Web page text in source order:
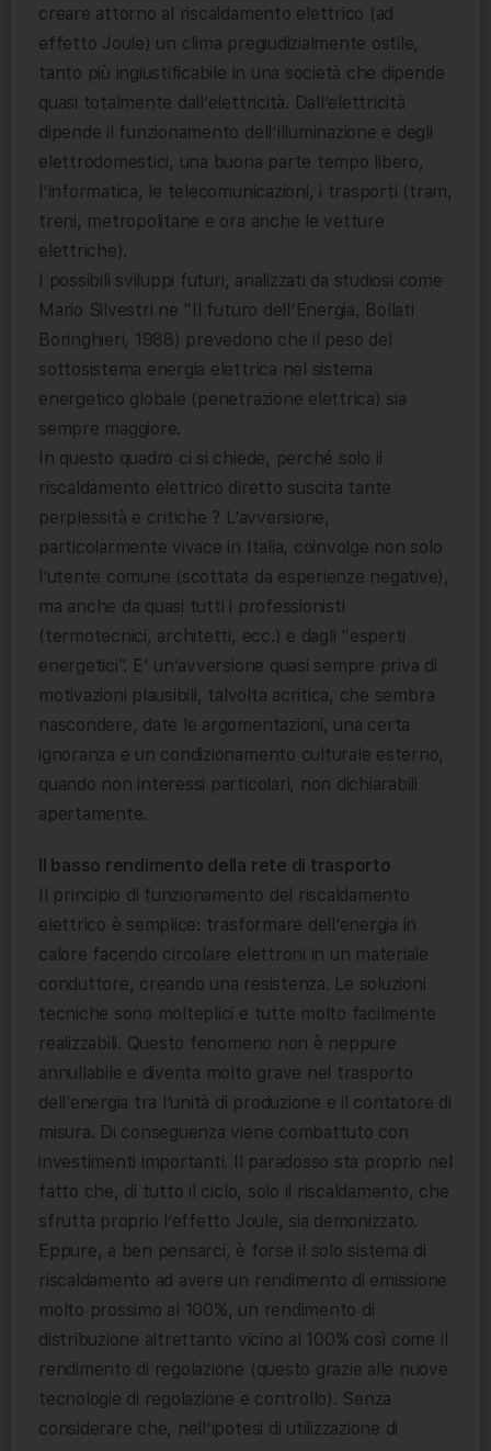
creare attorno al riscaldamento elettrico (ad
effetto Joule) un clima pregiudizialmente ostile,
tanto più ingiustificabile in una società che dipende
quasi totalmente dall’elettricità. Dall’elettricità
dipende il funzionamento dell’illuminazione e degli
elettrodomestici, una buona parte tempo libero,
l’informatica, le telecomunicazioni, i trasporti (tram,
treni, metropolitane e ora anche le vetture
elettriche).
I possibili sviluppi futuri, analizzati da studiosi come
Mario Silvestri ne “Il futuro dell’Energia, Bollati
Boringhieri, 1988) prevedono che il peso del
sottosistema energia elettrica nel sistema
energetico globale (penetrazione elettrica) sia
sempre maggiore.
In questo quadro ci si chiede, perché solo il
riscaldamento elettrico diretto suscita tante
perplessità e critiche ? L’avversione,
particolarmente vivace in Italia, coinvolge non solo
l’utente comune (scottata da esperienze negative),
ma anche da quasi tutti i professionisti
(termotecnici, architetti, ecc.) e dagli “esperti
energetici”. E’ un’avversione quasi sempre priva di
motivazioni plausibili, talvolta acritica, che sembra
nascondere, date le argomentazioni, una certa
ignoranza e un condizionamento culturale esterno,
quando non interessi particolari, non dichiarabili
apertamente.
Il basso rendimento della rete di trasporto
Il principio di funzionamento del riscaldamento
elettrico è semplice: trasformare dell’energia in
calore facendo circolare elettroni in un materiale
conduttore, creando una resistenza. Le soluzioni
tecniche sono molteplici e tutte molto facilmente
realizzabili. Questo fenomeno non è neppure
annullabile e diventa molto grave nel trasporto
dell’energia tra l’unità di produzione e il contatore di
misura. Di conseguenza viene combattuto con
investimenti importanti. Il paradosso sta proprio nel
fatto che, di tutto il ciclo, solo il riscaldamento, che
sfrutta proprio l’effetto Joule, sia demonizzato.
Eppure, a ben pensarci, è forse il solo sistema di
riscaldamento ad avere un rendimento di emissione
molto prossimo al 100%, un rendimento di
distribuzione altrettanto vicino al 100% così come il
rendimento di regolazione (questo grazie alle nuove
tecnologie di regolazione e controllo). Senza
considerare che, nell’ipotesi di utilizzazione di